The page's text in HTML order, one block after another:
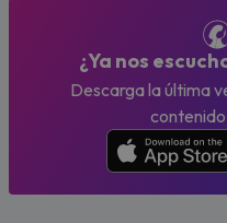
¿Ya nos
Descarga la última
contenido